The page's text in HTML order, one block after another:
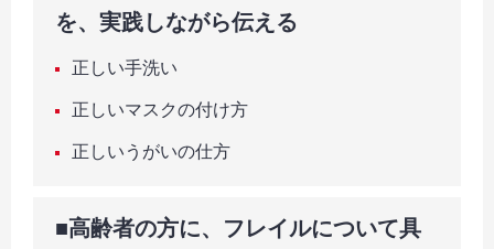
を、実践しながら伝える
正しい手洗い
正しいマスクの付け方
正しいうがいの仕方
■高齢者の方に、フレイルについて具